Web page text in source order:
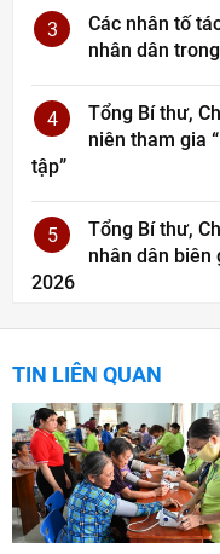
3
Các nhân tố
nhân dân
4
Tổng Bí thư,
niên tham gia
tập”
5
Tổng Bí thư,
nhân dân biên
2026
TIN LIÊN QUAN